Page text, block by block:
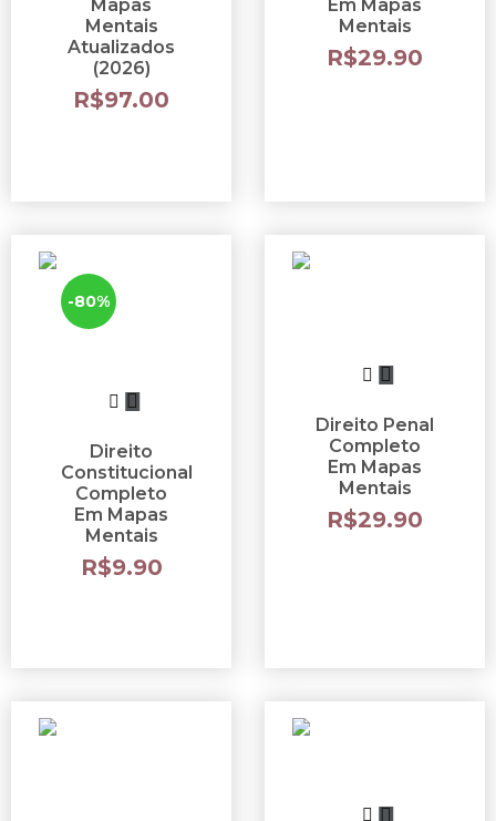
Mapas
Mentais
Atualizados
(2026)
R$97.00
Em Mapas
Mentais
R$29.90
-80%
Direito
Constitucional
Completo
Em Mapas
Mentais
R$9.90
Direito Penal
Completo
Em Mapas
Mentais
R$29.90